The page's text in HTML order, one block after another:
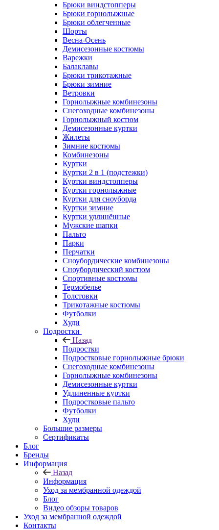
Брюки виндстопперы
Брюки горнолыжные
Брюки облегченные
Шорты
Весна-Осень
Демисезонные костюмы
Варежки
Балаклавы
Брюки трикотажные
Брюки зимние
Ветровки
Горнолыжные комбинезоны
Снегоходные комбинезоны
Горнолыжный костюм
Демисезонные куртки
Жилеты
Зимние костюмы
Комбинезоны
Куртки
Куртки 2 в 1 (подстежки)
Куртки виндстопперы
Куртки горнолыжные
Куртки для сноуборда
Куртки зимние
Куртки удлинённые
Мужские шапки
Пальто
Парки
Перчатки
Сноубордические комбинезоны
Сноубордический костюм
Спортивные костюмы
Термобелье
Толстовки
Трикотажные костюмы
Футболки
Худи
Подростки
Назад
Подростки
Подростковые горнолыжные брюки
Снегоходные комбинезоны
Горнолыжные комбинезоны
Демисезонные куртки
Удлиненные куртки
Подростковые пальто
Футболки
Худи
Большие размеры
Сертификаты
Блог
Бренды
Информация
Назад
Информация
Уход за мембранной одеждой
Блог
Видео обзоры товаров
Уход за мембранной одеждой
Контакты